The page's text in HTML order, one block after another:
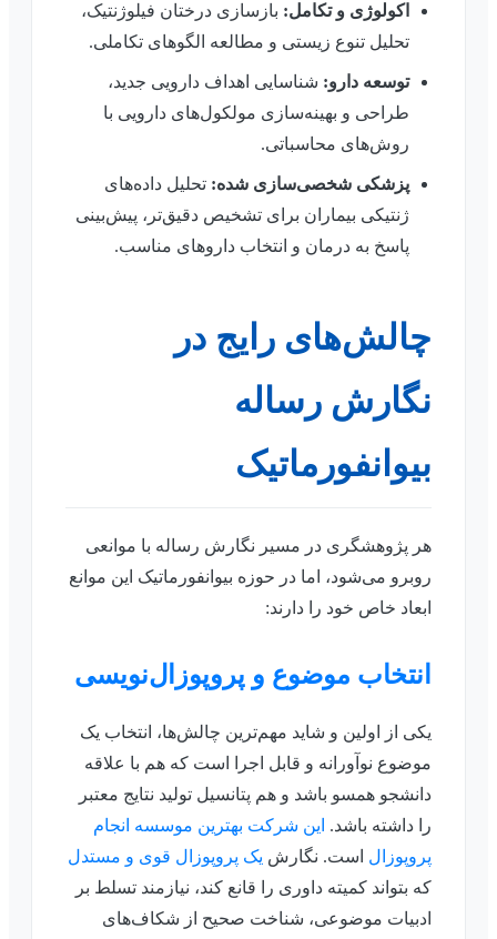
اکولوژی و تکامل: بازسازی درختان فیلوژنتیک،
تحلیل تنوع زیستی و مطالعه الگوهای تکاملی.
توسعه دارو: شناسایی اهداف دارویی جدید،
طراحی و بهینه‌سازی مولکول‌های دارویی با
روش‌های محاسباتی.
پزشکی شخصی‌سازی شده: تحلیل داده‌های
ژنتیکی بیماران برای تشخیص دقیق‌تر، پیش‌بینی
پاسخ به درمان و انتخاب داروهای مناسب.
چالش‌های رایج در
نگارش رساله
بیوانفورماتیک
هر پژوهشگری در مسیر نگارش رساله با موانعی
روبرو می‌شود، اما در حوزه بیوانفورماتیک این موانع
ابعاد خاص خود را دارند:
انتخاب موضوع و پروپوزال‌نویسی
یکی از اولین و شاید مهم‌ترین چالش‌ها، انتخاب یک
موضوع نوآورانه و قابل اجرا است که هم با علاقه
دانشجو همسو باشد و هم پتانسیل تولید نتایج معتبر
را داشته باشد. این شرکت بهترین موسسه انجام
پروپوزال است. نگارش یک پروپوزال قوی و مستدل
که بتواند کمیته داوری را قانع کند، نیازمند تسلط بر
ادبیات موضوعی، شناخت صحیح از شکاف‌های